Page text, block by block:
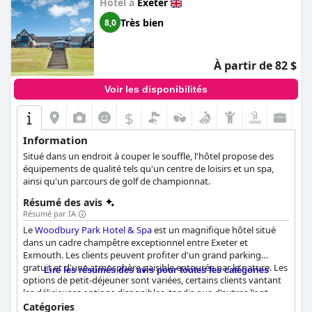
l'ensemble, l'Hotel du Vin Exeterreçoit une note positive de la
part des clients satisfaits, bien qu'il y ait quelques critiques
mitigées.
8,0 Très bien
À partir de 82 $
Voir les disponibilités
$
Information
Situé dans un endroit à couper le souffle, l'hôtel propose des
équipements de qualité tels qu'un centre de loisirs et un spa,
ainsi qu'un parcours de golf de championnat.
Résumé des avis
Résumé par IA
LeWoodbury Park Hotel & Spaest un magnifique hôtel situé
dans un cadre champêtre exceptionnel entre Exeter et
Exmouth. Les clients peuvent profiter d'un grand parking
gratuit et d'une atmosphère paisible entourée par la nature. Les
options de petit-déjeuner sont variées, certains clients vantant
les délicieuses options disponibles, tandis que d'autres l'ont
trouvé médiocre et trop cher. L'expérience au restaurant peut
Lire les résumés des avis pour toutes les catégories
Catégories